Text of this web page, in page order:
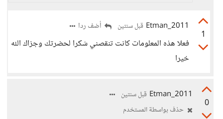
1
Etman_2011 قبل سنتين أضف ردا
فعلا هذه المعلومات كانت تنقصني شكرا لحضرتك وجزاك الله
خيرا
0
Etman_2011 قبل سنتين
حذف بواسطة المستخدم